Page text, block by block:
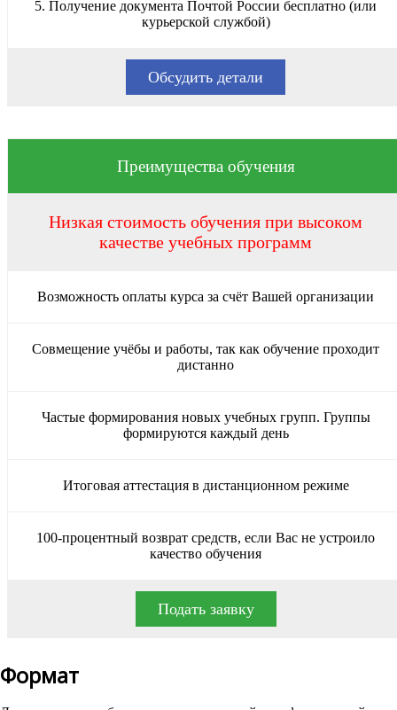
5. Получение документа Почтой России бесплатно (или
курьерской службой)
Обсудить детали
Преимущества обучения
Низкая стоимость обучения при высоком
качестве учебных программ
Возможность оплаты курса за счёт Вашей организации
Совмещение учёбы и работы, так как обучение проходит
дистанно
Частые формирования новых учебных групп. Группы
формируются каждый день
Итоговая аттестация в дистанционном режиме
100-процентный возврат средств, если Вас не устроило
качество обучения
Подать заявку
Формат